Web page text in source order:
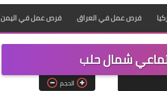
فرص عمل في العراق فرص عمل في اليمن
شمال حلب
الحجم